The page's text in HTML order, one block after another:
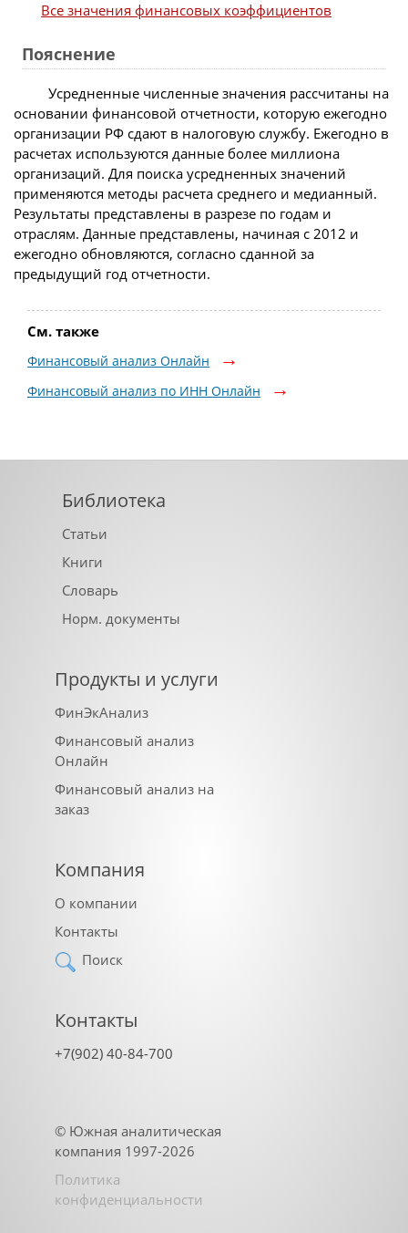
Все значения финансовых коэффициентов
Пояснение
Усредненные численные значения рассчитаны на
основании финансовой отчетности, которую ежегодно
организации РФ сдают в налоговую службу. Ежегодно в
расчетах используются данные более миллиона
организаций. Для поиска усредненных значений
применяются методы расчета среднего и медианный.
Результаты представлены в разрезе по годам и
отраслям. Данные представлены, начиная с 2012 и
ежегодно обновляются, согласно сданной за
предыдущий год отчетности.
См. также
Финансовый анализ Онлайн
Финансовый анализ по ИНН Онлайн
Библиотека
Статьи
Книги
Словарь
Норм. документы
Продукты и услуги
ФинЭкАнализ
Финансовый анализ
Онлайн
Финансовый анализ на
заказ
Компания
О компании
Контакты
Поиск
Контакты
+7(902) 40-84-700
© Южная аналитическая
компания 1997-2026
Политика
конфиденциальности